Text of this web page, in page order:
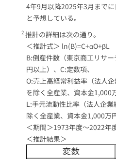
4年9月以降2025年3月まで
と予想している。
推計の詳細は次の通り。
＜推計式＞ ln⁡(B)=C+αO+βL
B:倒産件数（東京商工リサ
円以上）、C:定数項、
O:売上高経常利益率（法人
を除く全産業、資本金1,000
L:手元流動性比率（法人企
除く全産業、資本金1,000万
＜期間＞1973年度～2022年
＜推計結果＞